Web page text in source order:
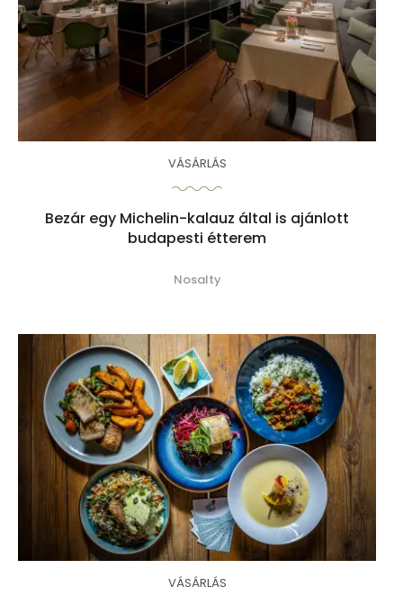
VÁSÁRLÁS
Bezár egy Michelin-kalauz által is ajánlott
budapesti étterem
Nosalty
VÁSÁRLÁS